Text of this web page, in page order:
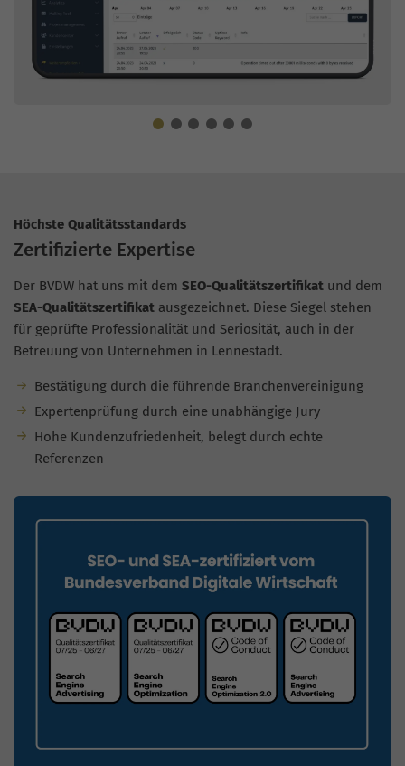
Höchste Qualitätsstandards
Zertifizierte Expertise
Der BVDW hat uns mit dem SEO-Qualitätszertifikat und dem
SEA-Qualitätszertifikat ausgezeichnet. Diese Siegel stehen
für geprüfte Professionalität und Seriosität, auch in der
Betreuung von Unternehmen in Lennestadt.
Bestätigung durch die führende Branchenvereinigung
Expertenprüfung durch eine unabhängige Jury
Hohe Kundenzufriedenheit, belegt durch echte
Referenzen